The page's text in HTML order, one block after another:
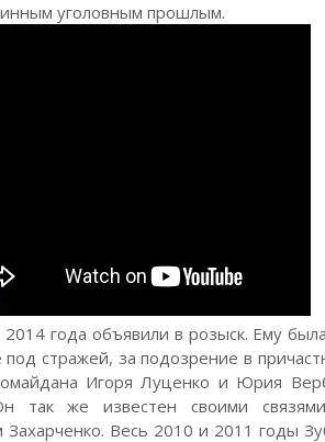
уголовным прошлым.
года объявили в розыск. Ему
стражей, за подозрение в
Игоря Луценко и Юрия
так же известен своими
Весь 2010 и 2011 годы